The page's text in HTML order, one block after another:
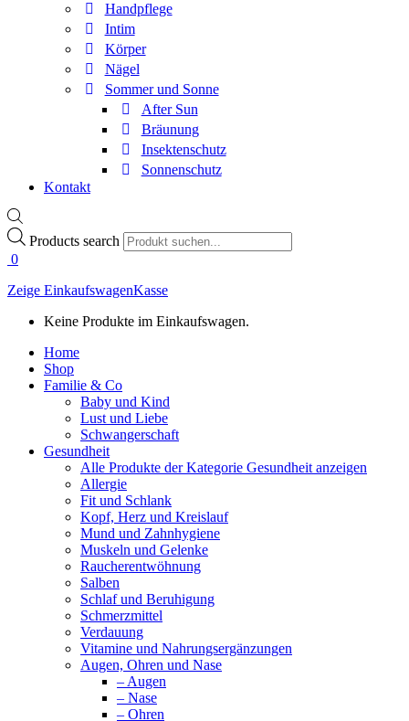
Handpflege
Intim
Körper
Nägel
Sommer und Sonne
After Sun
Bräunung
Insektenschutz
Sonnenschutz
Kontakt
Products search
0
Zeige EinkaufswagenKasse
Keine Produkte im Einkaufswagen.
Home
Shop
Familie & Co
Baby und Kind
Lust und Liebe
Schwangerschaft
Gesundheit
Alle Produkte der Kategorie Gesundheit anzeigen
Allergie
Fit und Schlank
Kopf, Herz und Kreislauf
Mund und Zahnhygiene
Muskeln und Gelenke
Raucherentwöhnung
Salben
Schlaf und Beruhigung
Schmerzmittel
Verdauung
Vitamine und Nahrungsergänzungen
Augen, Ohren und Nase
– Augen
– Nase
– Ohren